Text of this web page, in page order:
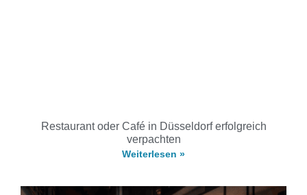
Restaurant oder Café in Düsseldorf erfolgreich
verpachten
Weiterlesen »